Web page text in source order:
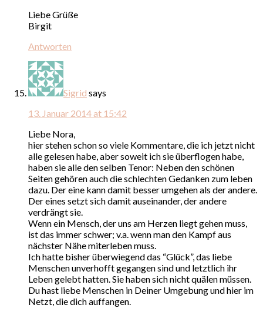
Liebe Grüße
Birgit
Antworten
Sigrid says
13. Januar 2014 at 15:42
Liebe Nora,
hier stehen schon so viele Kommentare, die ich jetzt nicht
alle gelesen habe, aber soweit ich sie überflogen habe,
haben sie alle den selben Tenor: Neben den schönen
Seiten gehören auch die schlechten Gedanken zum leben
dazu. Der eine kann damit besser umgehen als der andere.
Der eines setzt sich damit auseinander, der andere
verdrängt sie.
Wenn ein Mensch, der uns am Herzen liegt gehen muss,
ist das immer schwer; v.a. wenn man den Kampf aus
nächster Nähe miterleben muss.
Ich hatte bisher überwiegend das “Glück”, das liebe
Menschen unverhofft gegangen sind und letztlich ihr
Leben gelebt hatten. Sie haben sich nicht quälen müssen.
Du hast liebe Menschen in Deiner Umgebung und hier im
Netzt, die dich auffangen.